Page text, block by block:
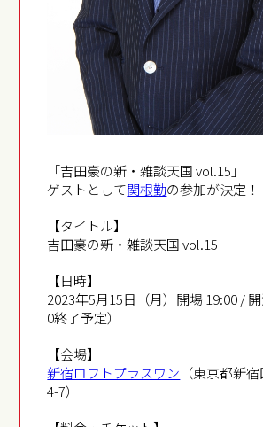
「吉田豪の新・雑談天国 vol.15」
ゲストとして関根勤の参加が決定！
【タイトル】
吉田豪の新・雑談天国 vol.15
【日時】
2023年5月15日（月）開場 19:00 /
0終了予定）
【会場】
新宿ロフトプラスワン （東京都新
4-7）